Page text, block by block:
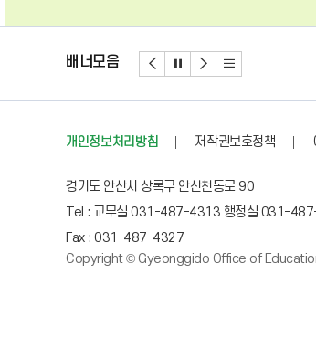
배너모음
개인정보처리방침 저작권보호정책
경기도 안산시 상록구 안산천동로 90
Tel : 교무실 031-487-4313 행정실 031-
Fax : 031-487-4327
Copyright © Gyeonggido Office of